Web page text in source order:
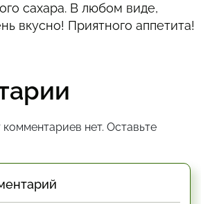
сахара. В любом виде,
вкусно! Приятного аппетита!
нет. Оставьте